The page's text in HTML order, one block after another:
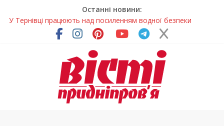
Останні новини:
У Тернівці працюють над посиленням водної безпеки
На Дніпропетровщині різко зросла кількість пожеж в
У Самарі провели незвичайний майстер-клас
Світлові рішення майстрів із Дніпра визнали найкращими в
Засинання після півночі може негативно впливати на